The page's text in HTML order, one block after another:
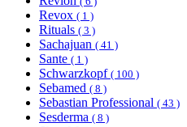
Revox ( 1 )
Rituals ( 3 )
Sachajuan ( 41 )
Sante ( 1 )
Schwarzkopf ( 100 )
Sebamed ( 8 )
Sebastian Professional ( 43 )
Sesderma ( 8 )